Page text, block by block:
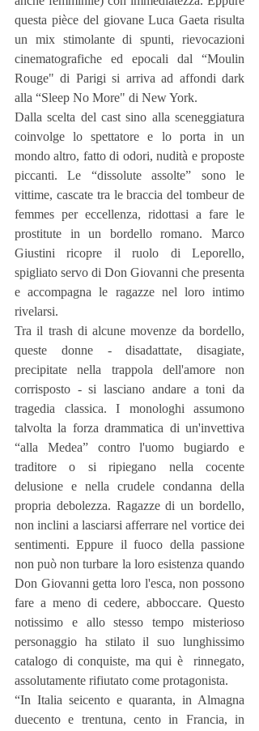
questa pièce del giovane Luca Gaeta risulta
un mix stimolante di spunti, rievocazioni
cinematografiche ed epocali dal “Moulin
Rouge" di Parigi si arriva ad affondi dark
alla “Sleep No More" di New York.
Dalla scelta del cast sino alla sceneggiatura
coinvolge lo spettatore e lo porta in un
mondo altro, fatto di odori, nudità e proposte
piccanti. Le “dissolute assolte” sono le
vittime, cascate tra le braccia del tombeur de
femmes per eccellenza, ridottasi a fare le
prostitute in un bordello romano. Marco
Giustini ricopre il ruolo di Leporello,
spigliato servo di Don Giovanni che presenta
e accompagna le ragazze nel loro intimo
rivelarsi.
Tra il trash di alcune movenze da bordello,
queste donne - disadattate, disagiate,
precipitate nella trappola dell'amore non
corrisposto - si lasciano andare a toni da
tragedia classica. I monologhi assumono
talvolta la forza drammatica di un'invettiva
“alla Medea” contro l'uomo bugiardo e
traditore o si ripiegano nella cocente
delusione e nella crudele condanna della
propria debolezza. Ragazze di un bordello,
non inclini a lasciarsi afferrare nel vortice dei
sentimenti. Eppure il fuoco della passione
non può non turbare la loro esistenza quando
Don Giovanni getta loro l'esca, non possono
fare a meno di cedere, abboccare. Questo
notissimo e allo stesso tempo misterioso
personaggio ha stilato il suo lunghissimo
catalogo di conquiste, ma qui è  rinnegato,
assolutamente rifiutato come protagonista.
“In Italia seicento e quaranta, in Almagna
duecento e trentuna, cento in Francia, in